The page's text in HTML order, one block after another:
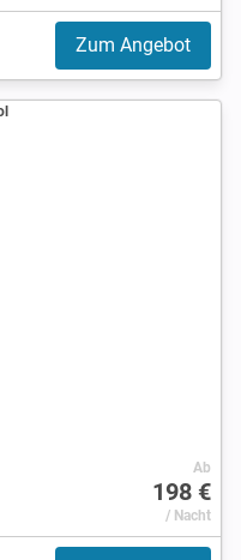
Zum Angebot
Ab
198 €
/ Nacht